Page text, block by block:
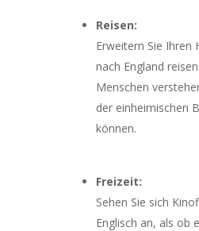
Reisen:
Erweitern Sie Ihren
nach England
Menschen
der einheimischen
können.
Freizeit:
Sehen Sie sich
Englisch an, als ob